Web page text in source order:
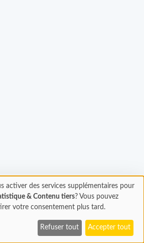
activer des services supplémentaires pour
& Contenu tiers? Vous pouvez
votre consentement plus tard.
Refuser tout Accepter tout